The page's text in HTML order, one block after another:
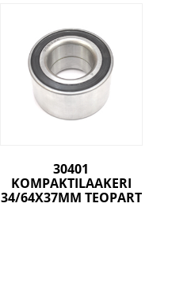
30401
KOMPAKTILAAKERI
34/64X37MM TEOPART